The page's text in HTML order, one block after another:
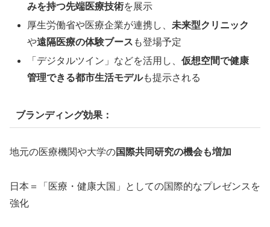
みを持つ先端医療技術を展示
厚生労働省や医療企業が連携し、未来型クリニック
や遠隔医療の体験ブース も登場予定
「デジタルツイン」などを活用し、仮想空間で健康
管理できる都市生活モデルも提示される
ブランディング効果：
地元の医療機関や大学の国際共同研究の機会も増加
日本＝「医療・健康大国」としての国際的なプレゼンスを
強化